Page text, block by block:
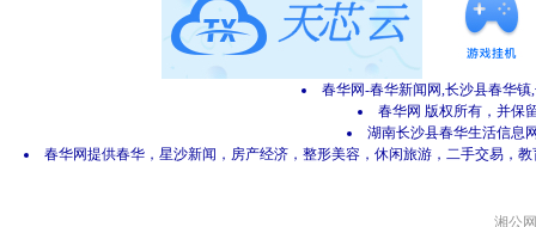
春华网-春华新闻网,长沙县春华
春华网 版权所有，并保
湖南长沙县春华生活信息
春华网提供春华，星沙新闻，房产经济，整形美容，休闲旅游，二手交易，
湘公